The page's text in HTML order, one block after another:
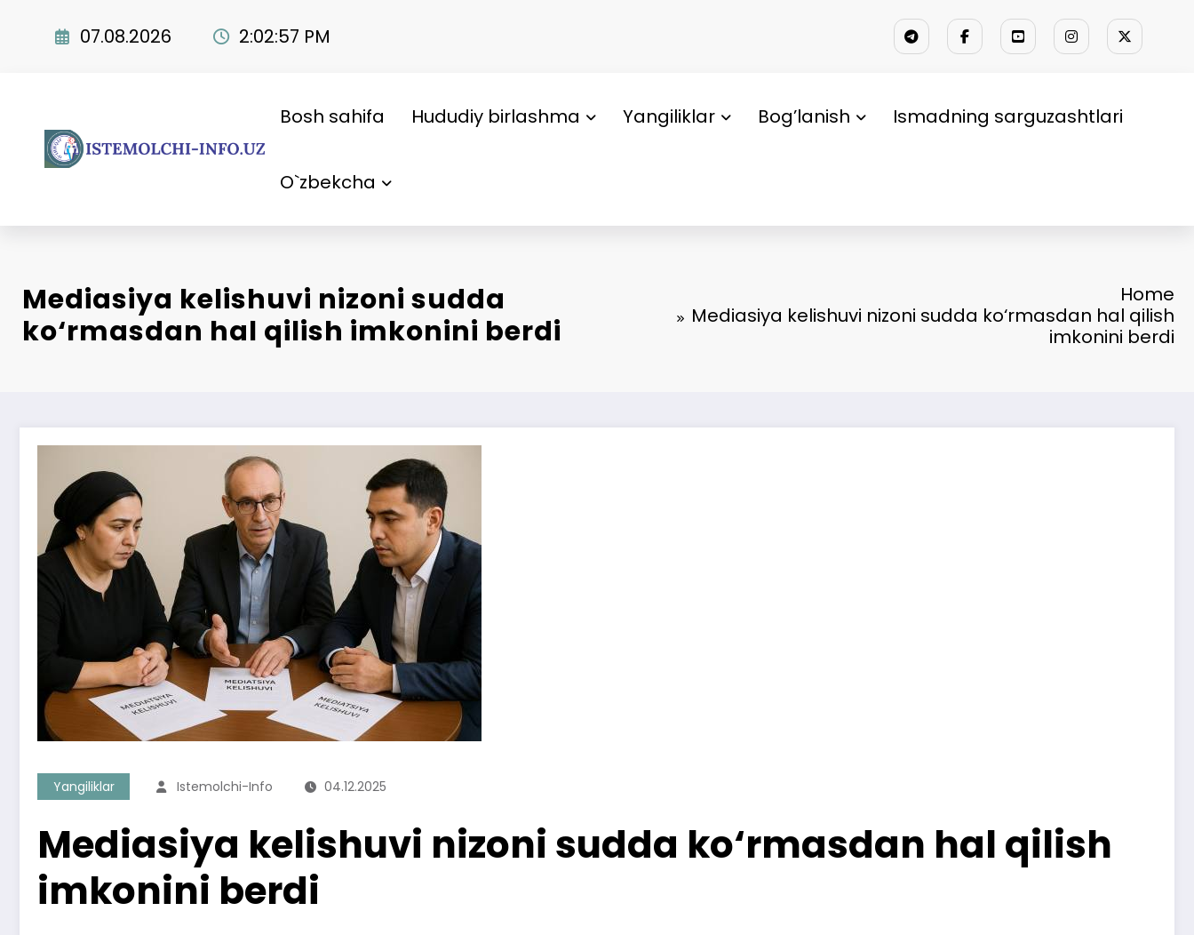
07.08.2026 2:02:58 PM
Bosh sahifa Hududiy birlashma Yangiliklar Bog’lanish Ismadning sarguzashtlari
O`zbekcha
Mediasiya kelishuvi nizoni sudda
ko‘rmasdan hal qilish imkonini berdi
Home
Mediasiya kelishuvi nizoni sudda ko‘rmasdan hal qilish
imkonini berdi
Yangiliklar Istemolchi-Info 04.12.2025
Mediasiya kelishuvi nizoni sudda ko‘rmasdan hal qilish
imkonini berdi